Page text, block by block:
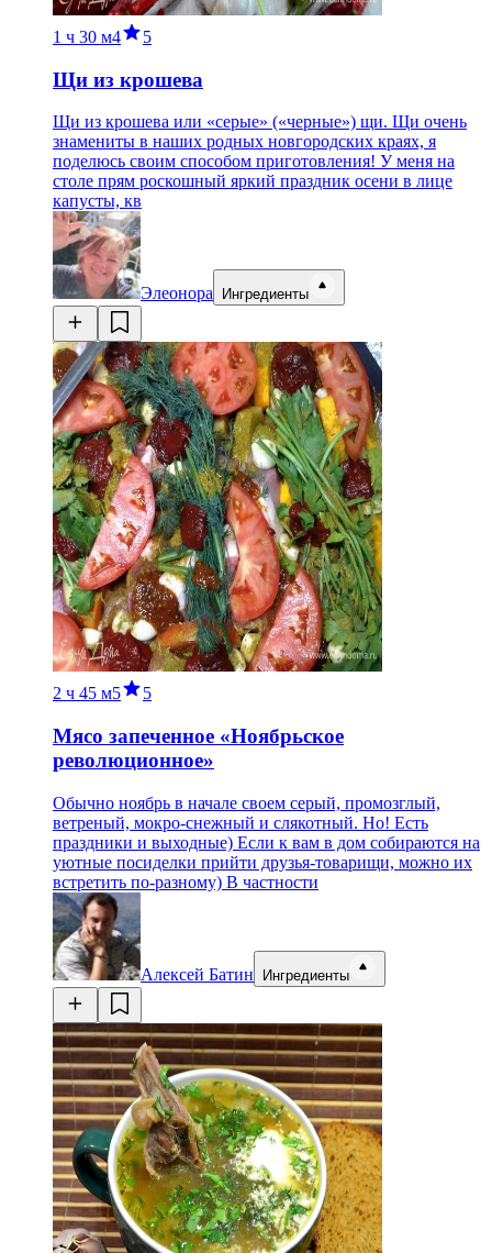
1 ч 30 м4 5
Щи из крошева
Щи из крошева или «серые» («черные») щи. Щи очень
знамениты в наших родных новгородских краях, я
поделюсь своим способом приготовления! У меня на
столе прям роскошный яркий праздник осени в лице
капусты, кв
Элеонора Ингредиенты
2 ч 45 м5 5
Мясо запеченное «Ноябрьское
революционное»
Обычно ноябрь в начале своем серый, промозглый,
ветреный, мокро-снежный и слякотный. Но! Есть
праздники и выходные) Если к вам в дом собираются на
уютные посиделки прийти друзья-товарищи, можно их
встретить по-разному) В частности
Алексей Батин Ингредиенты